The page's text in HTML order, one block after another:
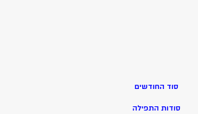
סוד החודשים
סודות התפילה